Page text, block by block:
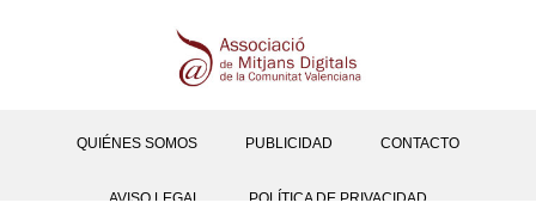
QUIÉNES SOMOS PUBLICIDAD CONTACTO
AVISO LEGAL POLÍTICA DE PRIVACIDAD